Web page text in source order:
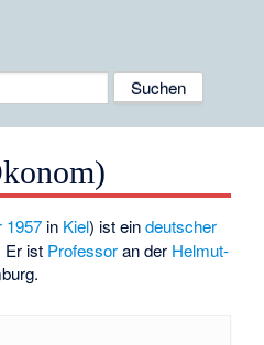
1957 in Kiel) ist eindeutscher
Er ist Professoran der Helmut-